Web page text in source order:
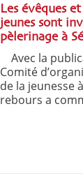
Les évêques
jeunes sont
pèlerinage à
Avec la
Comité
de la jeunesse
rebours a